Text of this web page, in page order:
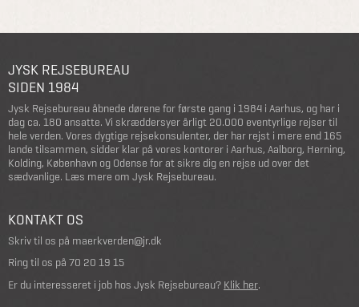
JYSK REJSEBUREAU
SIDEN 1984
Jysk Rejsebureau åbnede dørene for første gang i 1984 i Aarhus, og har i
dag ca. 180 ansatte. Vi skræddersyer årligt 20.000 eventyrlige rejser til
hele verden. Vores dygtige rejsekonsulenter, der har rejst i mere end 165
lande tilsammen, sidder klar på vores kontorer i Aarhus, Aalborg, Herning,
Kolding, København og Odense for at sikre dig en rejse ud over det
sædvanlige. Læs mere om Jysk Rejsebureau.
KONTAKT OS
Skriv til os på maerkverden@jr.dk
Ring til os på 70 20 19 15
Er du interesseret i job hos Jysk Rejsebureau? Klik her.